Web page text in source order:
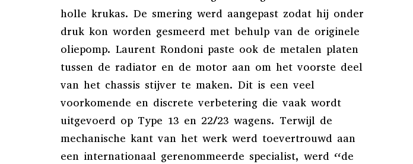
holle krukas. De smering werd aangepast zodat hij onder
druk kon worden gesmeerd met behulp van de originele
oliepomp. Laurent Rondoni paste ook de metalen platen
tussen de radiator en de motor aan om het voorste deel
van het chassis stijver te maken. Dit is een veel
voorkomende en discrete verbetering die vaak wordt
uitgevoerd op Type 13 en 22/23 wagens. Terwijl de
mechanische kant van het werk werd toevertrouwd aan
een internationaal gerenommeerde specialist, werd “de